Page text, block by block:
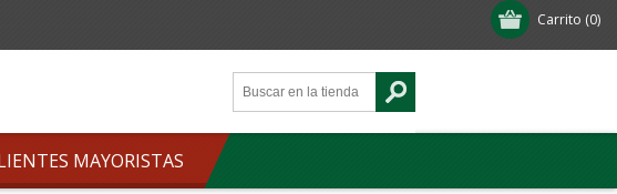
Carrito (0)
MAYORISTAS